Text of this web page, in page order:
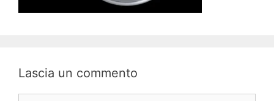
Lascia un commento